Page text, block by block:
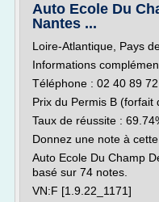
Auto Ecole Du
Nantes ...
Loire-Atlantique, Pays
Informations
Téléphone : 02 40 89
Prix du Permis B (forfait
Taux de réussite :
Donnez une note à
Auto Ecole Du Champ
basé sur 74 notes.
VN:F [1.9.22_1171]